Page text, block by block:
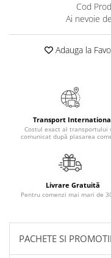
Lecturi Scolare
Ma pregatesc pentru
Clasa a IV-a
Clasa a V-a
Clasa a VII-a
Clasa a VIII-a
Clasa I
Cod
Ai nevoie
Adauga la
Transport
Costul exact al transportului
comunicat după plasarea
Livrare Gratuită
Pentru comenzi mai mari de
PACHETE SI PROMOTII